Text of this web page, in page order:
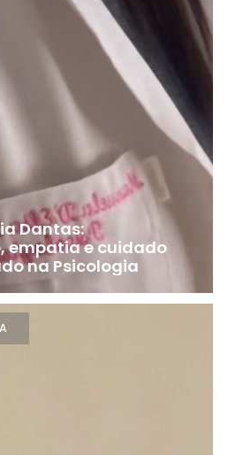
Dantas:
empatia e cuidado
na Psicologia